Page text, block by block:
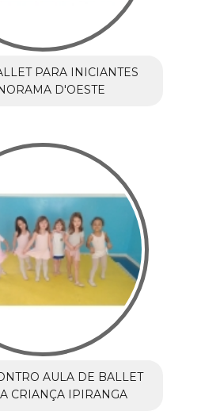
PARA INICIANTES
D'OESTE
AULA DE BALLET
CRIANÇA IPIRANGA